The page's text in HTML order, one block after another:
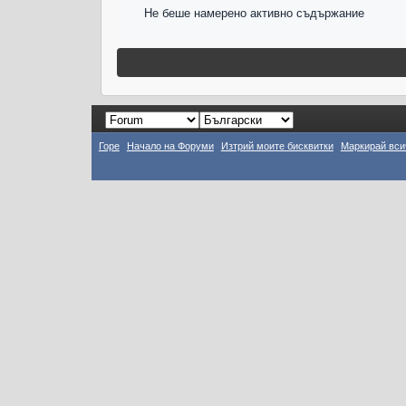
Не беше намерено активно съдържание
Горе Начало на Форуми Изтрий моите бисквитки Маркирай